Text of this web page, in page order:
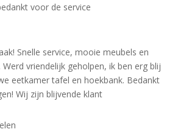
voor de service
Snelle service, mooie meubels en
Werd vriendelijk geholpen, ik ben erg blij
eetkamer tafel en hoekbank. Bedankt
Wij zijn blijvende klant